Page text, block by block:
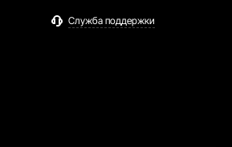
Служба поддержки